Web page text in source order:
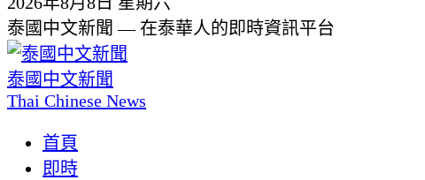
泰國中文新聞 — 在泰華人的即時資訊平台
泰國中文新聞
Thai Chinese News
首頁
即時